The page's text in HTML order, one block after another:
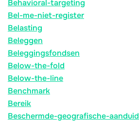
Behavioral-targeting
Bel-me-niet-register
Belasting
Beleggen
Beleggingsfondsen
Below-the-fold
Below-the-line
Benchmark
Bereik
Beschermde-geografische-